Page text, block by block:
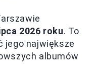
2026 roku. To
jego największe
albumów